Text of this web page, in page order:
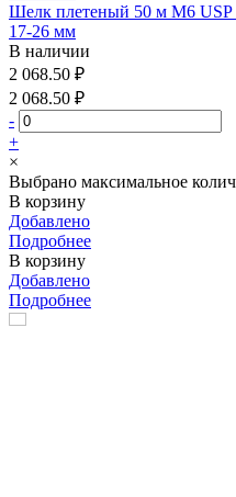
Шелк плетеный 50 м М6 USP
17-26 мм
В наличии
2 068.50 ₽
2 068.50 ₽
-
+
×
Выбрано максимальное
В корзину
Добавлено
Подробнее
В корзину
Добавлено
Подробнее